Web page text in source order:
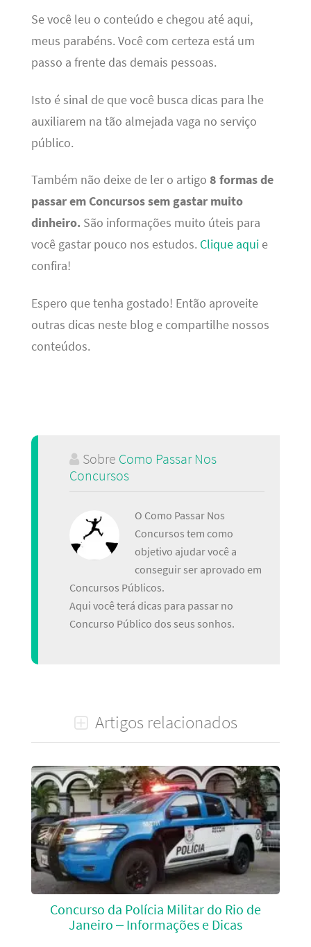
Se você leu o conteúdo e chegou até aqui,
meus parabéns. Você com certeza está um
passo a frente das demais pessoas.
Isto é sinal de que você busca dicas para lhe
auxiliarem na tão almejada vaga no serviço
público.
Também não deixe de ler o artigo 8 formas de
passar em Concursos sem gastar muito
dinheiro. São informações muito úteis para
você gastar pouco nos estudos. Clique aquie
confira!
Espero que tenha gostado! Então aproveite
outras dicas neste blog e compartilhe nossos
conteúdos.
Sobre Como Passar Nos
Concursos
O Como Passar Nos
Concursos tem como
objetivo ajudar você a
conseguir ser aprovado em
Concursos Públicos.
Aqui você terá dicas para passar no
Concurso Público dos seus sonhos.
Artigos relacionados
Concurso da Polícia Militar do Rio de
Janeiro – Informações e Dicas